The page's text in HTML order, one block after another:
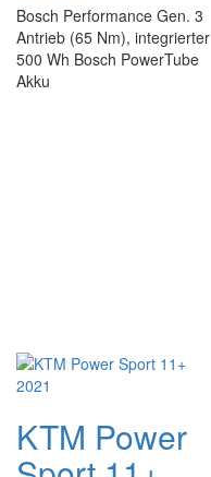
Bosch Performance Gen. 3
Antrieb (65 Nm), integrierter
500 Wh Bosch PowerTube
Akku
KTM Power